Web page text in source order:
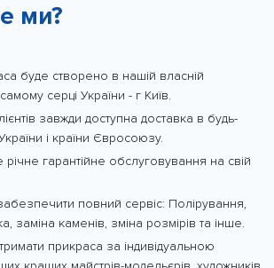
ми?
буде створено в нашій власній
серці України - г Київ.
завжди доступна доставка в будь-
і країни Євросоюзу.
річне гарантійне обслуговування на свій
повний сервіс: Полірування,
заміна каменів, зміна розмірів та інше.
прикраса за індивідуальною